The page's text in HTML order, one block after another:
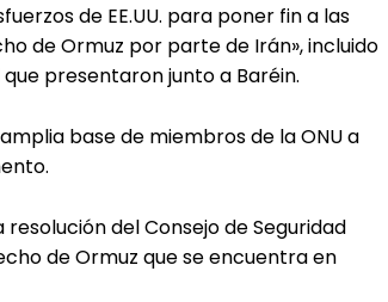
de EE.UU. para poner fin a las
de Ormuz por parte de Irán», incluido
presentaron junto a Baréin.
base de miembros de la ONU a
del Consejo de Seguridad
de Ormuz que se encuentra en